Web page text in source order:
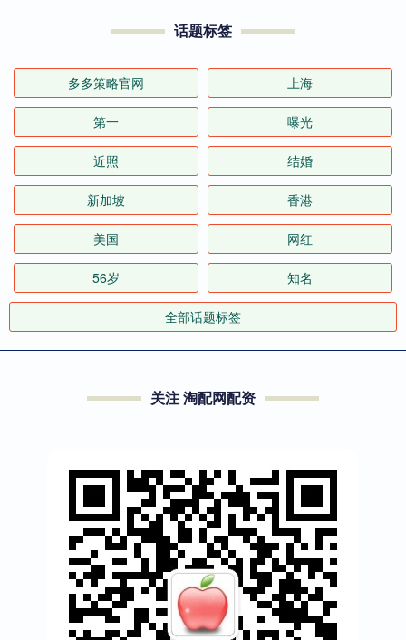
话题标签
多多策略官网 上海
第一 曝光
近照 结婚
新加坡 香港
美国 网红
56岁 知名
全部话题标签
关注 淘配网配资